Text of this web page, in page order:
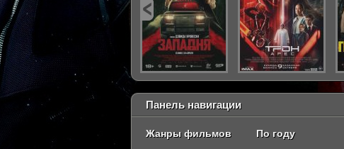
Панель навигации
Жанры фильмов По году